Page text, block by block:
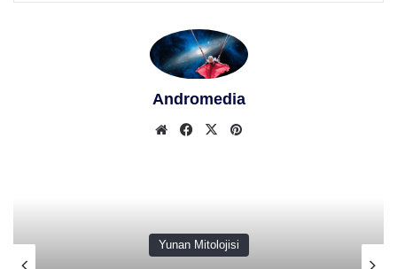
Andromedia
Web
Facebook
X
Yunan Mitolojisi